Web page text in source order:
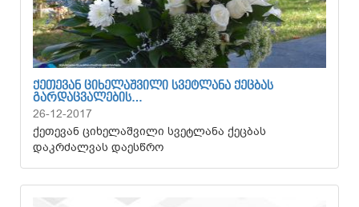
ᲥᲔᲗᲔᲕᲐᲜ ᲪᲘᲮᲔᲚᲐᲨᲕᲘᲚᲘ ᲡᲕᲔᲢᲚᲐᲜᲐ ᲥᲔᲪᲑᲐᲡ
ᲒᲐᲠᲓᲐᲪᲕᲐᲚᲔᲑᲘᲡ…
26-12-2017
ქეთევან ციხელაშვილი სვეტლანა ქეცბას
დაკრძალვას დაესწრო